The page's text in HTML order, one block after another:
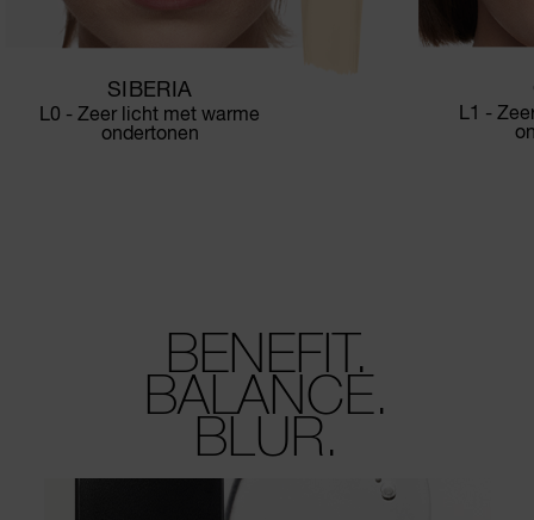
SIBERIA
L0 - Zeer licht met warme
ondertonen
L1 -
BENEFIT.
BALANCE.
BLUR.